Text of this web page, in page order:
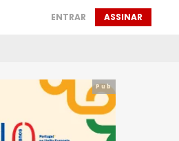
ENTRAR ASSINAR
Pub